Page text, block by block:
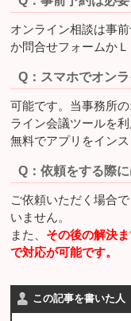
オンライン相談は事
か問合せフォームか
Q：スマホでオン
可能です。当事務所
ライン会議ツールを
無料でアプリをイン
Q：依頼をする際
ご依頼いただく場合
いません。
また、 その後の解決
で対応が可能です。
この記事を書いた人